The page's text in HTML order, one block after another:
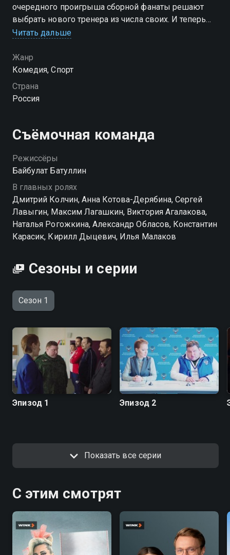
очередного проигрыша сборной фанаты решают
выбрать нового тренера из числа своих. И теперь
перед скромным поваром Димой стоит
лучших игроков и отработать победные схемы, но и
впервые за всю историю российского футбола
выйти в плей-офф чемпионата мира. И если помочь
ему в этом могут легендарные футболисты, то
подчинёнными, не воспринимающими самоучку
всерьёз.
Читать дальше
Жанр
Комедия, Спорт
Страна
Россия
Съёмочная команда
Режиссёры
Байбулат Батуллин
В главных ролях
Дмитрий Колчин, Анна Котова-Дерябина, Сергей
Лавыгин, Максим Лагашкин, Виктория Агалакова,
Наталья Рогожкина, Александр Обласов, Константин
Карасик, Кирилл Дыцевич, Илья Малаков
Сезоны и серии
Сезон 1
Эпизод 1 Эпизод 2
Показать все серии
С этим смотрят